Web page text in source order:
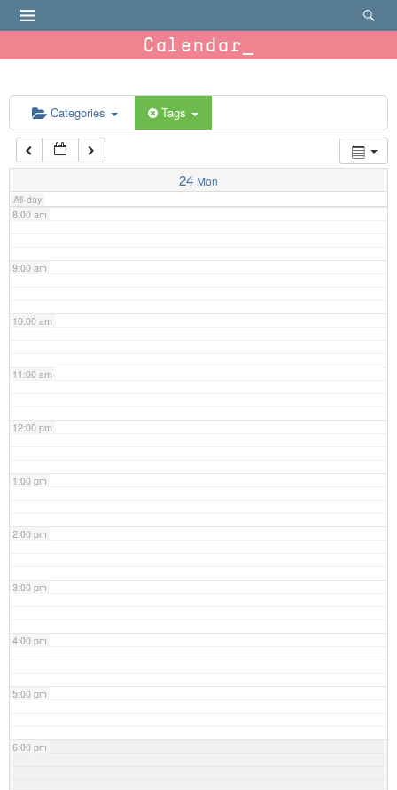
Calendar
Categories Tags
24 Mon
All-day
6:00 am
7:00 am
8:00 am
9:00 am
10:00 am
11:00 am
12:00 pm
1:00 pm
2:00 pm
3:00 pm
4:00 pm
5:00 pm
6:00 pm